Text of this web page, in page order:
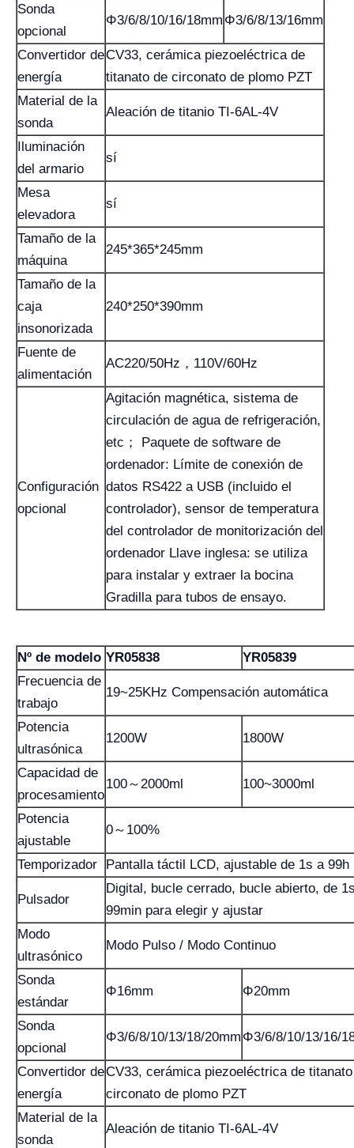
Sonda
opcional
Φ3/6/8/10/16/18mm Φ3/6/8/13/16mm
Convertidor de
energía
CV33, cerámica piezoeléctrica de
titanato de circonato de plomo PZT
Material de la
sonda
Aleación de titanio TI-6AL-4V
Iluminación
del armario
sí
Mesa
elevadora
sí
Tamaño de la
máquina
245*365*245mm
Tamaño de la
caja
insonorizada
240*250*390mm
Fuente de
alimentación
AC220/50Hz，110V/60Hz
Configuración
opcional
Agitación magnética, sistema de
circulación de agua de refrigeración,
etc； Paquete de software de
ordenador: Límite de conexión de
datos RS422 a USB (incluido el
controlador), sensor de temperatura
del controlador de monitorización del
ordenador Llave inglesa: se utiliza
para instalar y extraer la bocina
Gradilla para tubos de ensayo.
Nº de modelo YR05838
YR05839
Frecuencia de
trabajo
19~25KHz Compensación automática
Potencia
ultrasónica
1200W 1800W
Capacidad de
procesamiento
100～2000ml 100~3000ml
Potencia
ajustable
0～100%
Temporizador Pantalla táctil LCD, ajustable de 1s a 99h
Pulsador
Digital, bucle cerrado, bucle abierto, de
99min para elegir y ajustar
Modo
ultrasónico
Modo Pulso / Modo Continuo
Sonda
estándar
Φ16mm Φ20mm
Sonda
opcional
Φ3/6/8/10/13/18/20mm Φ3/6/8/10/13/16/
Convertidor de
energía
CV33, cerámica piezoeléctrica de
circonato de plomo PZT
Material de la
sonda
Aleación de titanio TI-6AL-4V